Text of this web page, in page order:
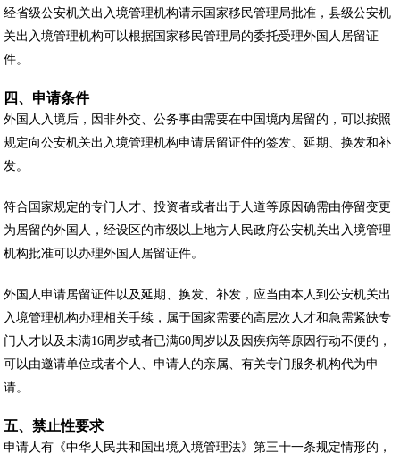
经省级公安机关出入境管理机构请示国家移民管理局批准，县级公安机
关出入境管理机构可以根据国家移民管理局的委托受理外国人居留证
件。
四、申请条件
外国人入境后，因非外交、公务事由需要在中国境内居留的，可以按照
规定向公安机关出入境管理机构申请居留证件的签发、延期、换发和补
发。
符合国家规定的专门人才、投资者或者出于人道等原因确需由停留变更
为居留的外国人，经设区的市级以上地方人民政府公安机关出入境管理
机构批准可以办理外国人居留证件。
外国人申请居留证件以及延期、换发、补发，应当由本人到公安机关出
入境管理机构办理相关手续，属于国家需要的高层次人才和急需紧缺专
门人才以及未满16周岁或者已满60周岁以及因疾病等原因行动不便的，
可以由邀请单位或者个人、申请人的亲属、有关专门服务机构代为申
请。
五、禁止性要求
申请人有《中华人民共和国出境入境管理法》第三十一条规定情形的，